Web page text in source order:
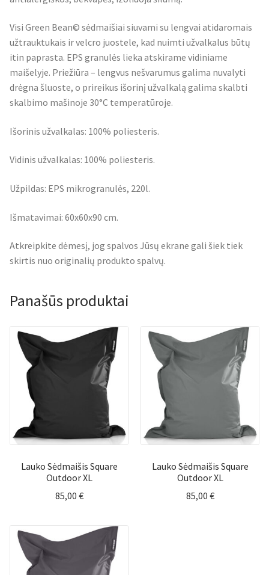
Visi Green Bean© sėdmaišiai siuvami su lengvai atidaromais
užtrauktukais ir velcro juostele, kad nuimti užvalkalus būtų
itin paprasta. EPS granulės lieka atskirame vidiniame
maišelyje. Priežiūra – lengvus nešvarumus galima nuvalyti
drėgna šluoste, o prireikus išorinį užvalkalą galima skalbti
skalbimo mašinoje 30°C temperatūroje.
Išorinis užvalkalas: 100% poliesteris.
Vidinis užvalkalas: 100% poliesteris.
Užpildas: EPS mikrogranulės, 220l.
Išmatavimai: 60x60x90 cm.
Atkreipkite dėmesį, jog spalvos Jūsų ekrane gali šiek tiek
skirtis nuo originalių produkto spalvų.
Panašūs produktai
Lauko Sėdmaišis Square
Outdoor XL
85,00 €
Lauko Sėdmaišis Square
Outdoor XL
85,00 €